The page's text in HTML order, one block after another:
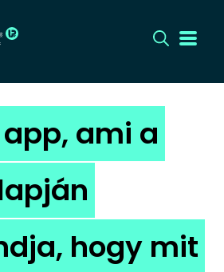
CÍMLAP
DIZÁJN
DIVAT
HIP
ami a
hogy mit